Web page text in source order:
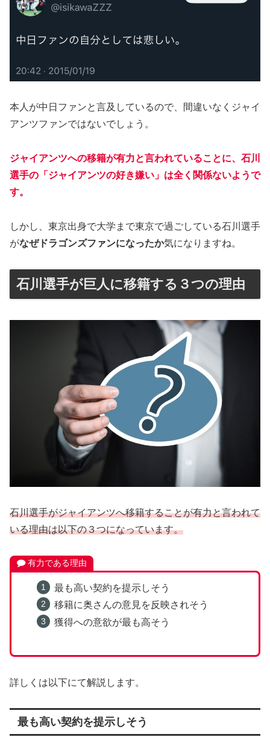
本人が中日ファンと言及しているので、間違いなくジャイ
アンツファンではないでしょう。
ジャイアンツへの移籍が有力と言われていることに、石川
選手の「ジャイアンツの好き嫌い」は全く関係ないようで
す。
しかし、東京出身で大学まで東京で過ごしている石川選手
がなぜドラゴンズファンになったか気になりますね。
石川選手が巨人に移籍する３つの理由
石川選手がジャイアンツへ移籍することが有力と言われて
いる理由は以下の３つになっています。
有力である理由
最も高い契約を提示しそう
移籍に奥さんの意見を反映されそう
獲得への意欲が最も高そう
詳しくは以下にて解説します。
最も高い契約を提示しそう